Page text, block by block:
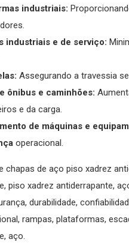
industriais:
industriais e de serviço:
Assegurando a travessia
ônibus e caminhões:
e da carga.
de máquinas e
operacional.
chapas de aço piso xadrez
piso xadrez antiderrapante,
durabilidade,
rampas, plataformas,
aço.